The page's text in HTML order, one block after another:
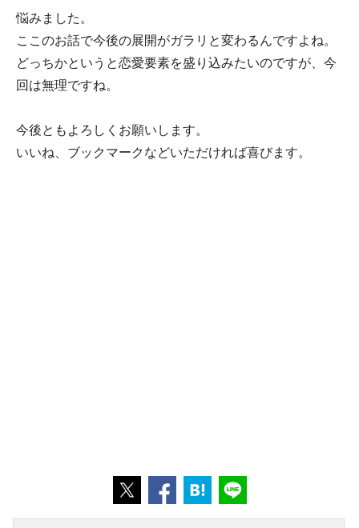
悩みました。
ここのお話で今後の展開がガラリと変わるんですよね。
どっちかというと恋愛要素を盛り込みたいのですが、今
回は無理ですね。
今後ともよろしくお願いします。
いいね、ブックマークなどいただければ喜びます。